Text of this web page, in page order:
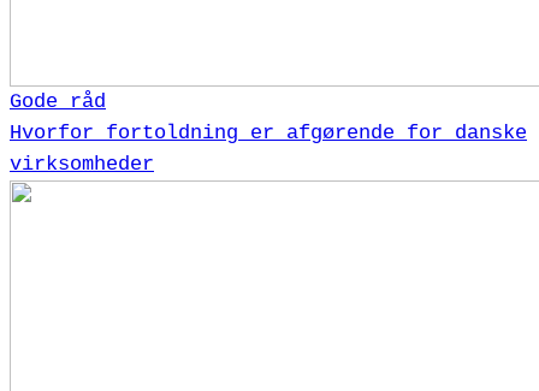
Gode råd
Hvorfor fortoldning er afgørende for danske
virksomheder